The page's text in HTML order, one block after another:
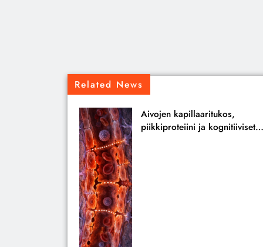
Related News
Aivojen kapillaaritukos,
piikkiproteiini ja kognitiiviset